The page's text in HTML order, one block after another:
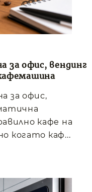
за офис, вендинг
за офис,
кафе на
когато каф...